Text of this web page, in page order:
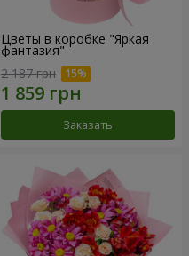
Цветы в коробке "Яркая
фантазия"
2 187 грн
Заказать